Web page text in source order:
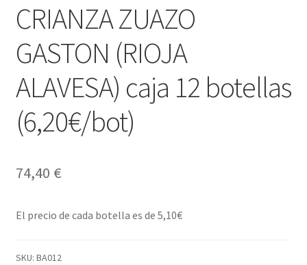
CRIANZA ZUAZO
GASTON (RIOJA
ALAVESA) caja 12 botellas
(6,20€/bot)
74,40 €
El precio de cada botella es de 5,10€
SKU: BA012